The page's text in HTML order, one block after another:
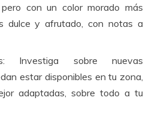
con un color morado más
dulce y afrutado, con notas a
Investiga sobre nuevas
estar disponibles en tu zona,
adaptadas, sobre todo a tu